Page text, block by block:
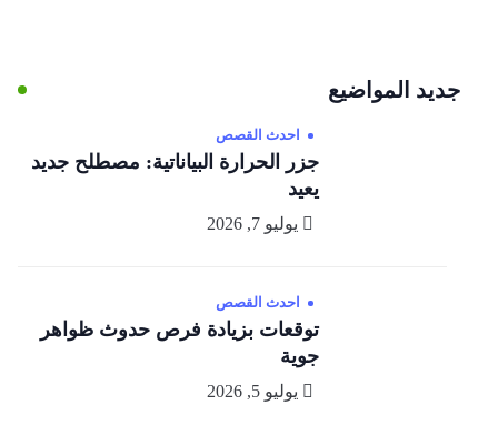
جديد المواضيع
احدث القصص
جزر الحرارة البياناتية: مصطلح جديد
يعيد
يوليو 7, 2026
احدث القصص
توقعات بزيادة فرص حدوث ظواهر
جوية
يوليو 5, 2026